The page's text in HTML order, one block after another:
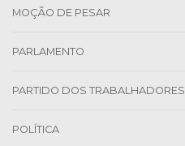
MOÇÃO DE PESAR
PARLAMENTO
PARTIDO DOS TRABALHADORES
POLÍTICA